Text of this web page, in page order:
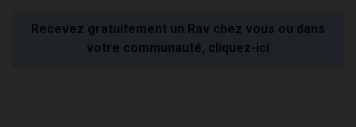
Recevez gratuitement un Rav chez vous ou dans
votre communauté, cliquez-ici